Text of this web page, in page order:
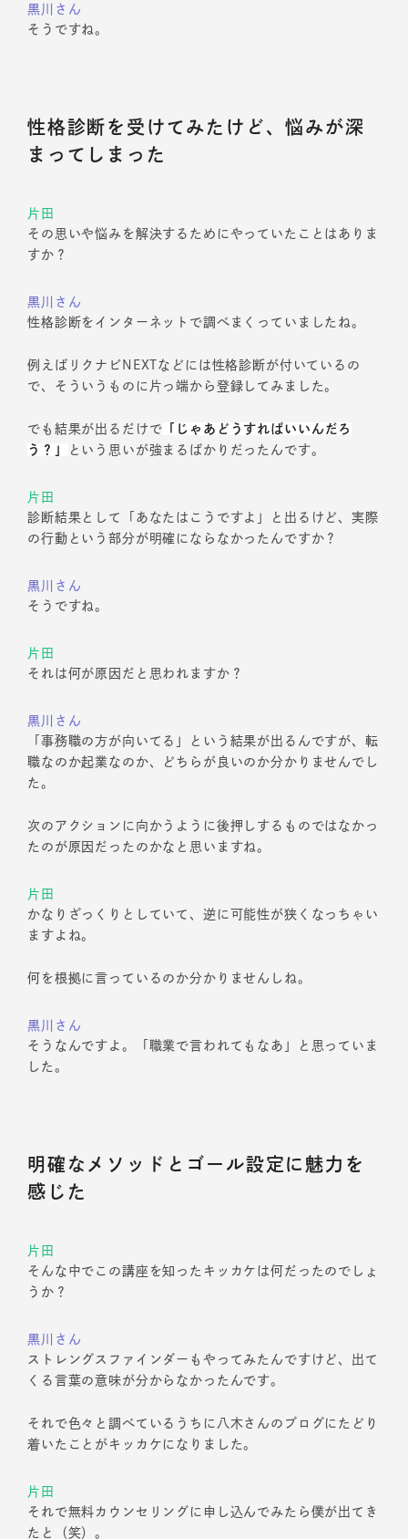
黒川さん
そうですね。
性格診断を受けてみたけど、悩みが深
まってしまった
片田
その思いや悩みを解決するためにやっていたことはありま
すか？
黒川さん
性格診断をインターネットで調べまくっていましたね。
例えばリクナビNEXTなどには性格診断が付いているの
で、そういうものに片っ端から登録してみました。
でも結果が出るだけで 「じゃあどうすればいいんだろ
う？」
という思いが強まるばかりだったんです。
片田
診断結果として「あなたはこうですよ」と出るけど、実際
の行動という部分が明確にならなかったんですか？
黒川さん
そうですね。
片田
それは何が原因だと思われますか？
黒川さん
「事務職の方が向いてる」という結果が出るんですが、転
職なのか起業なのか、どちらが良いのか分かりませんでし
た。
次のアクションに向かうように後押しするものではなかっ
たのが原因だったのかなと思いますね。
片田
かなりざっくりとしていて、逆に可能性が狭くなっちゃい
ますよね。
何を根拠に言っているのか分かりませんしね。
黒川さん
そうなんですよ。「職業で言われてもなあ」と思っていま
した。
明確なメソッドとゴール設定に魅力を
感じた
片田
そんな中でこの講座を知ったキッカケは何だったのでしょ
うか？
黒川さん
ストレングスファインダーもやってみたんですけど、出て
くる言葉の意味が分からなかったんです。
それで色々と調べているうちに八木さんのブログにたどり
着いたことがキッカケになりました。
片田
それで無料カウンセリングに申し込んでみたら僕が出てき
たと（笑）。